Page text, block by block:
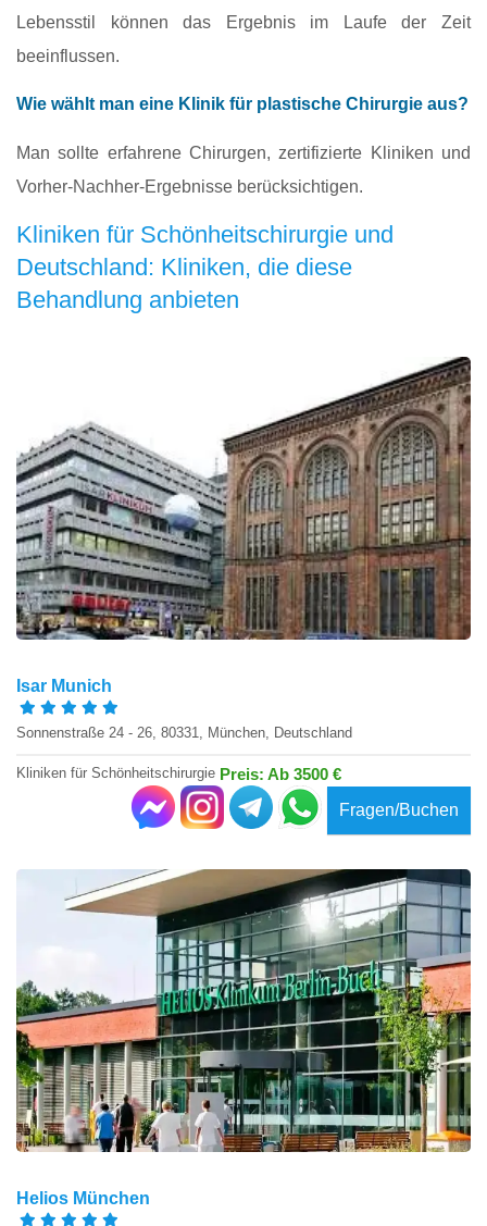
Lebensstil können das Ergebnis im Laufe der Zeit
beeinflussen.
Wie wählt man eine Klinik für plastische Chirurgie aus?
Man sollte erfahrene Chirurgen, zertifizierte Kliniken und
Vorher-Nachher-Ergebnisse berücksichtigen.
Kliniken für Schönheitschirurgie und
Deutschland: Kliniken, die diese
Behandlung anbieten
Isar Munich
Sonnenstraße 24 - 26, 80331, München, Deutschland
Kliniken für Schönheitschirurgie Preis: Ab 3500 €
Fragen/Buchen
Helios München